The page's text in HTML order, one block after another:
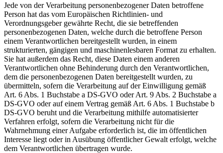
Jede von der Verarbeitung personenbezogener Daten betroffene
Person hat das vom Europäischen Richtlinien- und
Verordnungsgeber gewährte Recht, die sie betreffenden
personenbezogenen Daten, welche durch die betroffene Person
einem Verantwortlichen bereitgestellt wurden, in einem
strukturierten, gängigen und maschinenlesbaren Format zu erhalten.
Sie hat außerdem das Recht, diese Daten einem anderen
Verantwortlichen ohne Behinderung durch den Verantwortlichen,
dem die personenbezogenen Daten bereitgestellt wurden, zu
übermitteln, sofern die Verarbeitung auf der Einwilligung gemäß
Art. 6 Abs. 1 Buchstabe a DS-GVO oder Art. 9 Abs. 2 Buchstabe a
DS-GVO oder auf einem Vertrag gemäß Art. 6 Abs. 1 Buchstabe b
DS-GVO beruht und die Verarbeitung mithilfe automatisierter
Verfahren erfolgt, sofern die Verarbeitung nicht für die
Wahrnehmung einer Aufgabe erforderlich ist, die im öffentlichen
Interesse liegt oder in Ausübung öffentlicher Gewalt erfolgt, welche
dem Verantwortlichen übertragen wurde.